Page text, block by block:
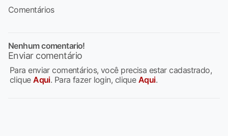
Comentários
Nenhum comentario!
Enviar comentário
Para enviar comentários, você precisa estar cadastrado,
cliqueAqui. Para fazer login, clique Aqui.